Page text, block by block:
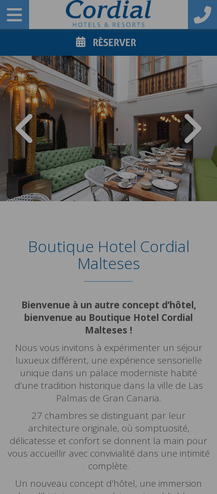
RÈSERVER
PREVIOUS
Boutique Hotel Cordial
Malteses
Bienvenue à un autre concept d’hôtel,
bienvenue au Boutique Hotel Cordial
Malteses !
Nous vous invitons à expérimenter un séjour
luxueux différent, une expérience sensorielle
unique dans un palace moderniste habité
d’une tradition historique dans la ville de Las
Palmas de Gran Canaria.
27 chambres se distinguant par leur
architecture originale, où somptuosité,
délicatesse et confort se donnent la main pour
vous accueillir avec convivialité dans une intimité
complète.
Un nouveau concept d’hôtel, une immersion